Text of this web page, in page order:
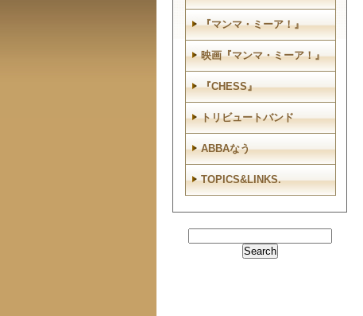
『マンマ・ミーア！』
映画『マンマ・ミーア！』
『CHESS』
トリビュートバンド
ABBAなう
TOPICS&LINKS.